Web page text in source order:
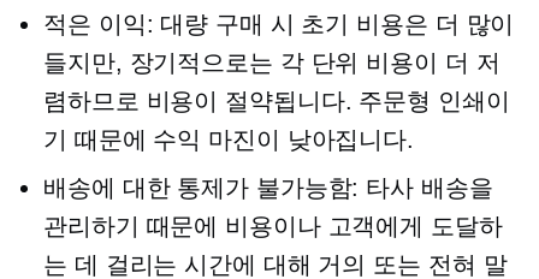
적은 이익: 대량 구매 시 초기 비용은 더 많이
들지만, 장기적으로는 각 단위 비용이 더 저
렴하므로 비용이 절약됩니다. 주문형 인쇄이
기 때문에 수익 마진이 낮아집니다.
배송에 대한 통제가 불가능함: 타사 배송을
관리하기 때문에 비용이나 고객에게 도달하
는 데 걸리는 시간에 대해 거의 또는 전혀 말